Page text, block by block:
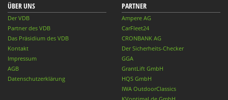
ÜBER UNS
Der VDB
Partner des VDB
Das Präsidium des VDB
Kontakt
Impressum
AGB
Datenschutzerklärung
PARTNER
Ampere AG
CarFleet24
CRONBANK AG
Der Sicherheits-Checker
GGA
GrantLift GmbH
HQS GmbH
IWA OutdoorClassics